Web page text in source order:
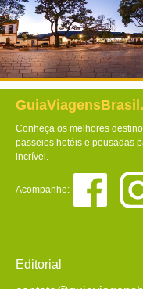
Conheça os melhores
passeios hotéis e pousadas
incrível.
Acompanhe:
Editorial